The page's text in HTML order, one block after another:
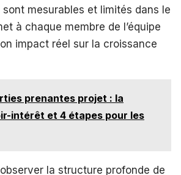
sont mesurables et limités dans le
à chaque membre de l’équipe
impact réel sur la croissance
prenantes projet : la
intérêt et 4 étapes pour les
la structure profonde de